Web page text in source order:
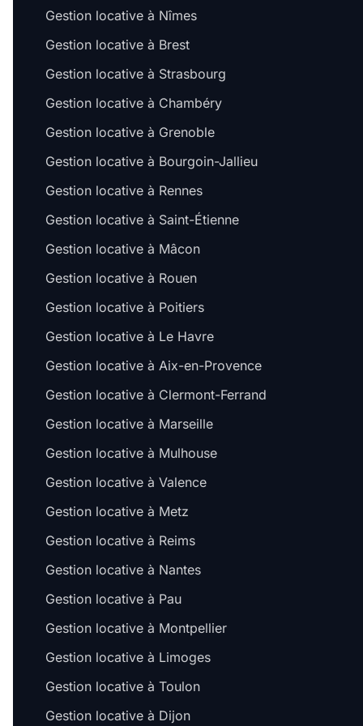
Gestion locative à Nîmes
Gestion locative à Brest
Gestion locative à Strasbourg
Gestion locative à Chambéry
Gestion locative à Grenoble
Gestion locative à Bourgoin-Jallieu
Gestion locative à Rennes
Gestion locative à Saint-Étienne
Gestion locative à Mâcon
Gestion locative à Rouen
Gestion locative à Poitiers
Gestion locative à Le Havre
Gestion locative à Aix-en-Provence
Gestion locative à Clermont-Ferrand
Gestion locative à Marseille
Gestion locative à Mulhouse
Gestion locative à Valence
Gestion locative à Metz
Gestion locative à Reims
Gestion locative à Nantes
Gestion locative à Pau
Gestion locative à Montpellier
Gestion locative à Limoges
Gestion locative à Toulon
Gestion locative à Dijon